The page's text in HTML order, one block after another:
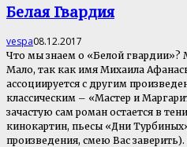
Белая Гвардия
vespa08.12.2017
Что мы знаем о «Белой
Мало, так как имя Михаила
ассоциируется с другим
классическим – «Мастер и
зачастую сам роман остается в
кинокартин, пьесы «Дни
произведения, смею Вас